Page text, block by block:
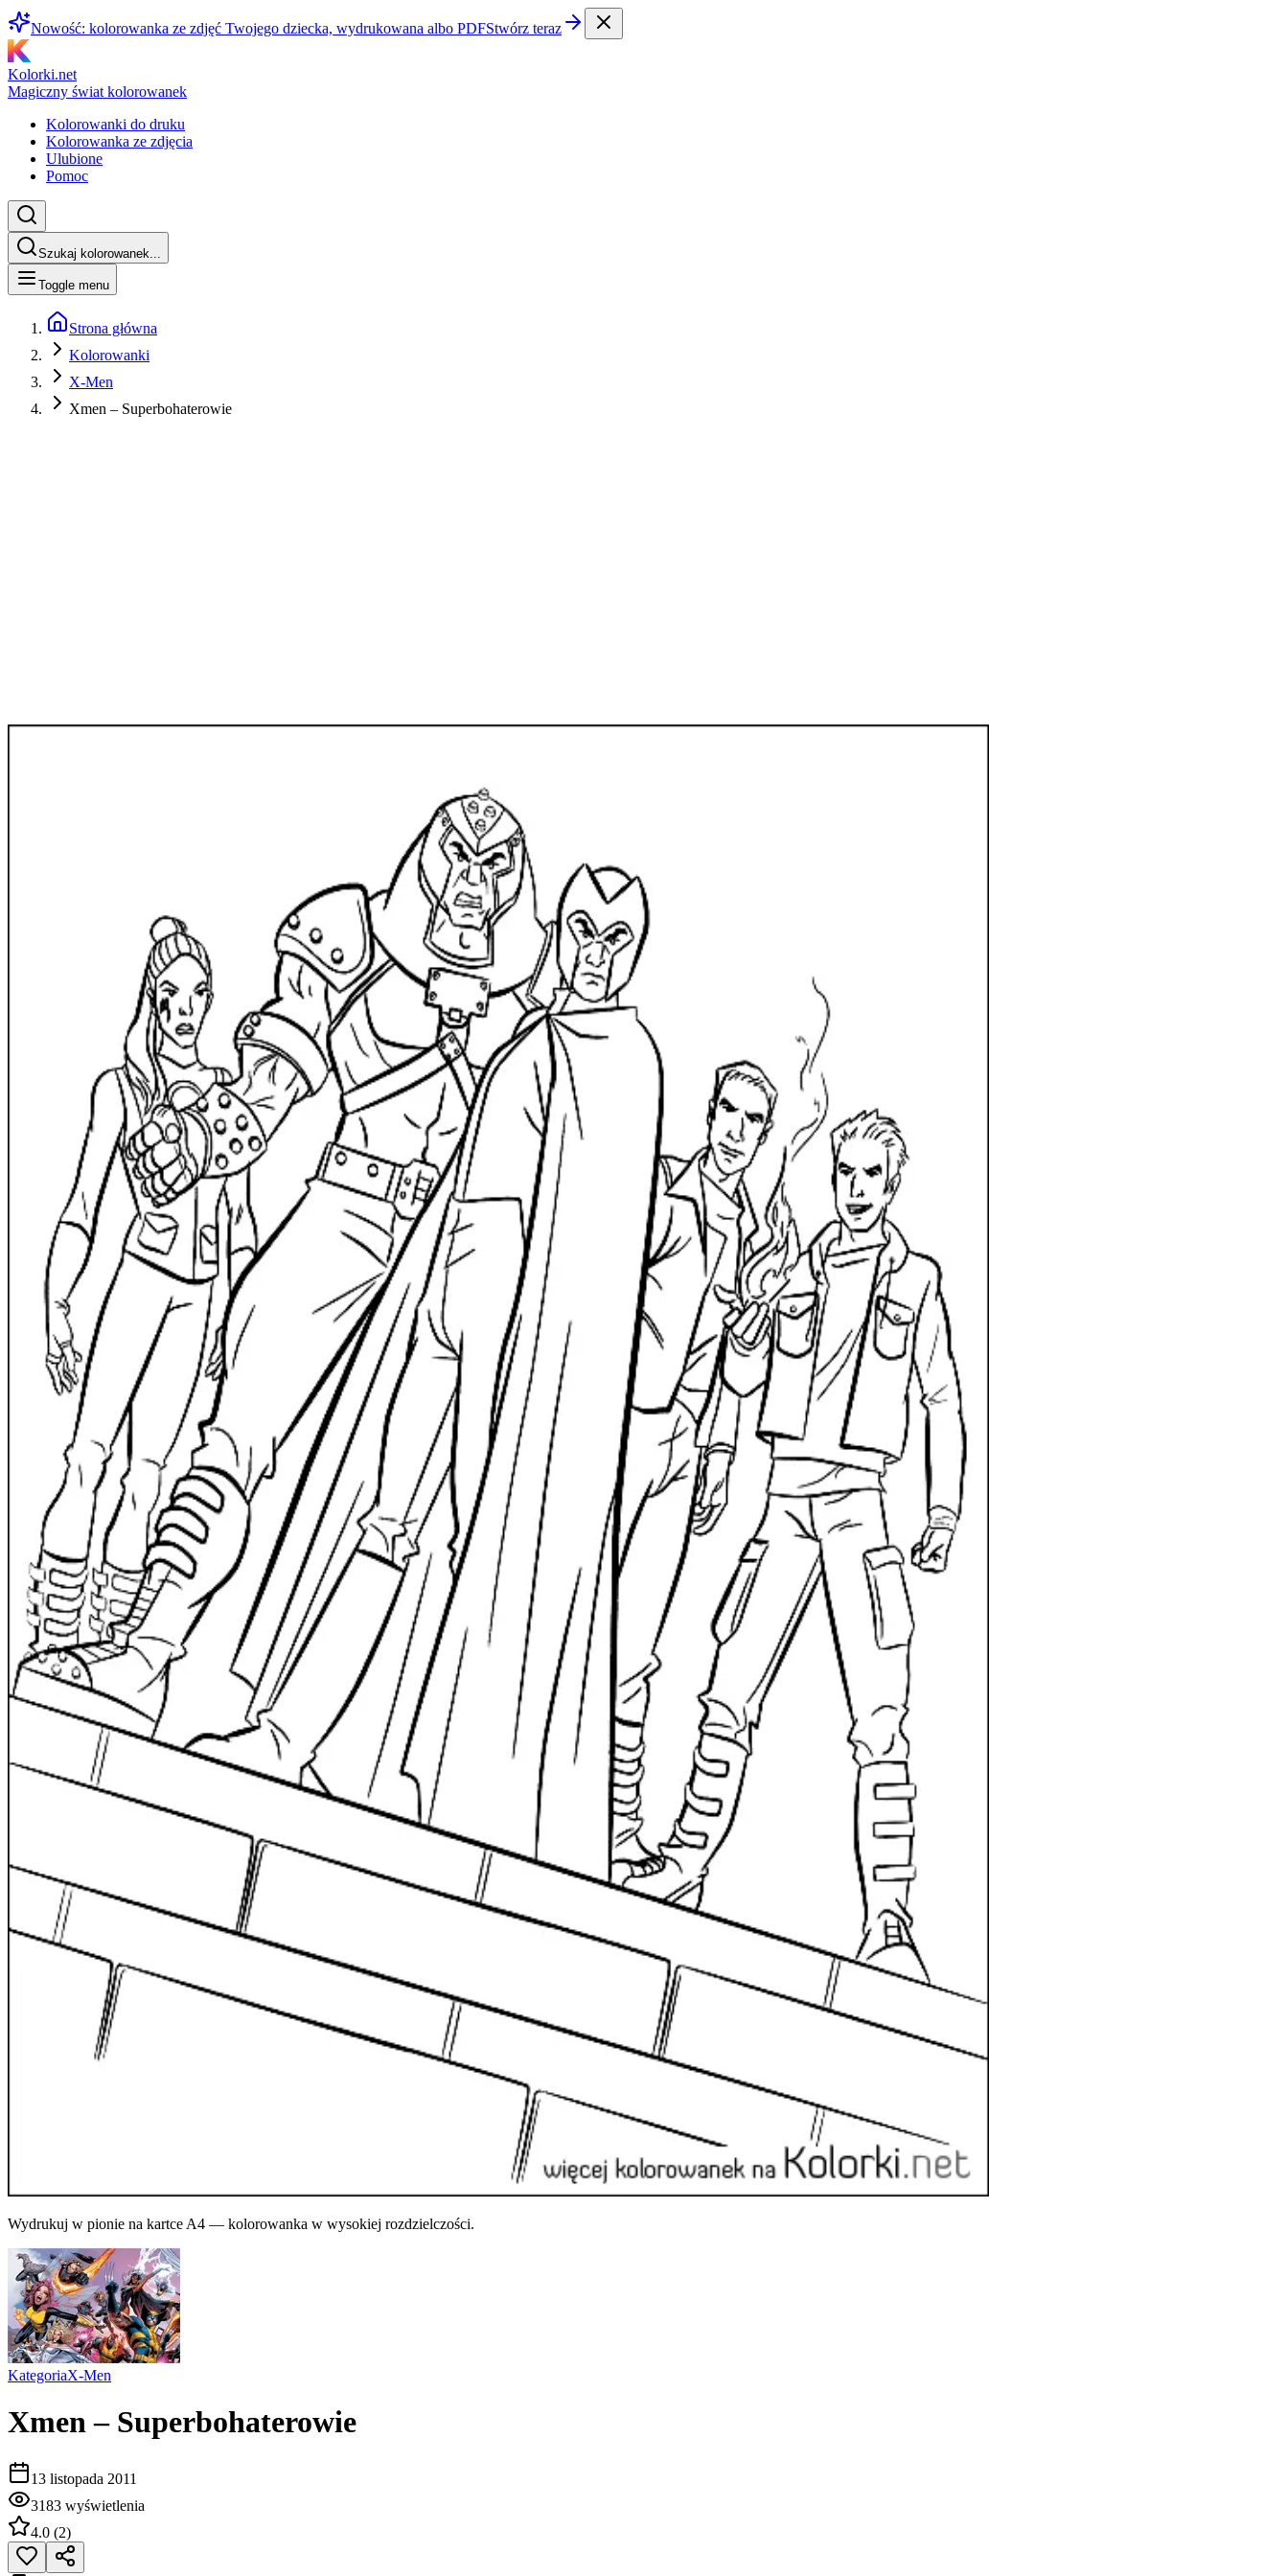
Nowość: kolorowanka ze zdjęć Twojego dziecka, wydrukowana albo PDFStwórz teraz
Kolorki.net
Magiczny świat kolorowanek
Kolorowanki do druku
Kolorowanka ze zdjęcia
Ulubione
Pomoc
Szukaj kolorowanek...
Toggle menu
Strona główna
Kolorowanki
X-Men
Xmen – Superbohaterowie
Wydrukuj w pionie na kartce A4 — kolorowanka w wysokiej rozdzielczości.
KategoriaX-Men
Xmen – Superbohaterowie
13 listopada 2011
3183 wyświetlenia
4.0 (2)